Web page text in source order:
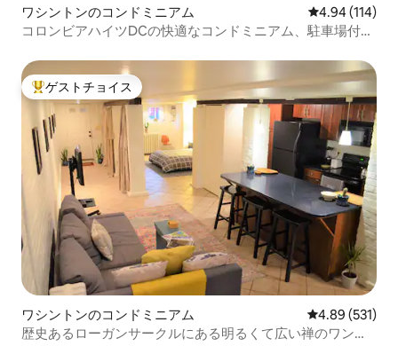
ワシントンのコンドミニアム レビュー114
4.94 (114)
コロンビアハイツDCの快適なコンドミニアム、駐車場付
大好評のゲストチョイスです。
ゲストチョイス
ワシントンのコンドミニアム レビュー531
4.89 (531)
歴史あるローガンサークルにある明るくて広い禅のワンル